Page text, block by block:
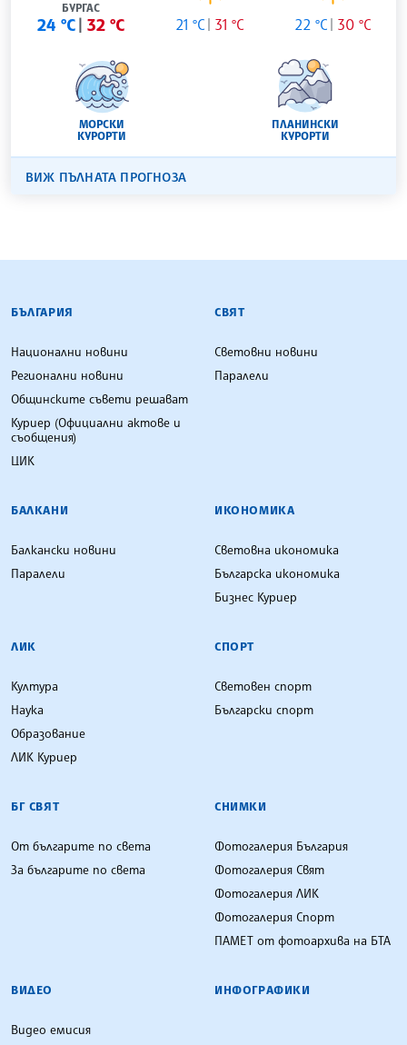
БУРГАС
24 °C 32 °C 21 °C 31 °C 22 °C 30 °C
МОРСКИ
КУРОРТИ
ПЛАНИНСКИ
КУРОРТИ
ВИЖ ПЪЛНАТА ПРОГНОЗА
БЪЛГАРСКА ТЕЛЕГРАФНА АГЕНЦИЯ
БЪЛГАРИЯ
Национални новини
Регионални новини
Общинските съвети решават
Куриер (Официални актове и
съобщения)
ЦИК
СВЯТ
Световни новини
Паралели
БАЛКАНИ
Балкански новини
Паралели
ИКОНОМИКА
Световна икономика
Българска икономика
Бизнес Куриер
ЛИК
Култура
Наука
Образование
ЛИК Куриер
СПОРТ
Световен спорт
Български спорт
БГ СВЯТ
От българите по света
За българите по света
СНИМКИ
Фотогалерия България
Фотогалерия Свят
Фотогалерия ЛИК
Фотогалерия Спорт
ПАМЕТ от фотоархива на БТА
ВИДЕО
Видео емисия
ИНФОГРАФИКИ